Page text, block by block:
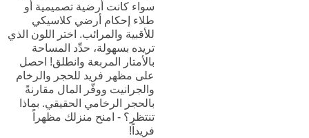
سواء كانت أرضية تصميمية أو
طلاء إحكام أرضي كلاسيكي
للأقبية والمرائب. اختر اللون الذي
تريده بسهولة، حدِّد المساحة
بالأمتار المربعة وانطلق! احصل
على مظهر فريد للحجر والرخام
والجرانيت ووفّر المال مقارنةً
بالحجر الرخامي الحقيقي. بماذا
تنتظر؟ - امنح منزلك مظهراً
فريداً!